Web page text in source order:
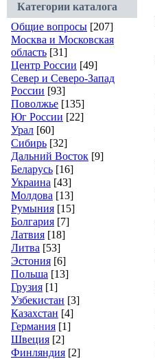
Категории каталога
Общие вопросы [207]
Москва и Московская
область [31]
Центр России [49]
Север и Северо-Запад
России [93]
Поволжье [135]
Юг России [22]
Урал [60]
Сибирь [32]
Дальний Восток [9]
Беларусь [16]
Украина [43]
Молдова [13]
Румыния [15]
Болгария [7]
Латвия [18]
Литва [53]
Эстония [6]
Польша [13]
Грузия [1]
Узбекистан [3]
Казахстан [4]
Германия [1]
Швеция [2]
Финляндия [2]